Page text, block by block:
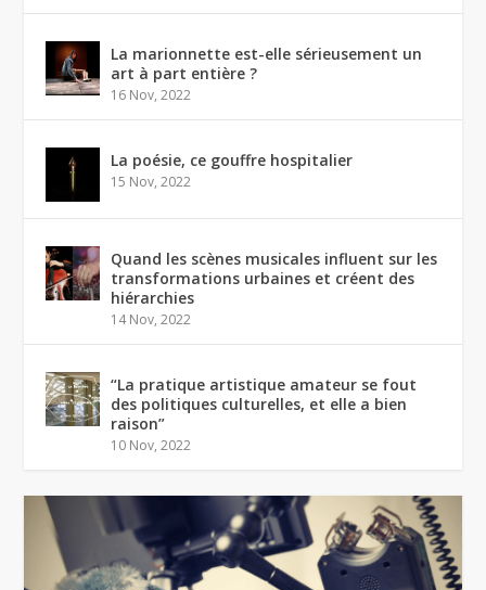
La marionnette est-elle sérieusement un
art à part entière ?
16 Nov, 2022
La poésie, ce gouffre hospitalier
15 Nov, 2022
Quand les scènes musicales influent sur les
transformations urbaines et créent des
hiérarchies
14 Nov, 2022
“La pratique artistique amateur se fout
des politiques culturelles, et elle a bien
raison”
10 Nov, 2022